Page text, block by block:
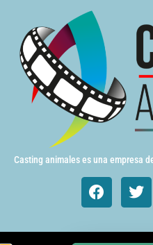
Casting animales es una empresa